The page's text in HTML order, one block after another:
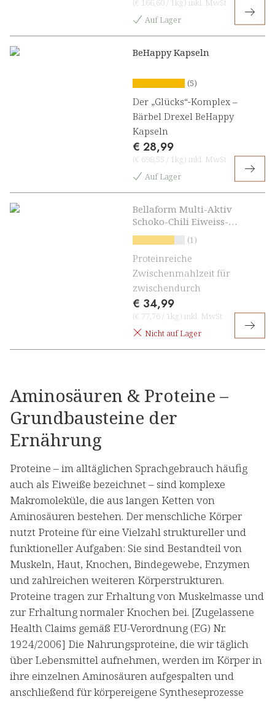
(€ 166,60 / 1kg) inkl. MwSt
Auf Lager
BeHappy Kapseln
(5)
Der „Glücks“-Komplex –
Bärbel Drexel BeHappy
Kapseln
€ 28,99
(€ 698,55 / 1kg) inkl. MwSt
Auf Lager
Bellaform Multi-Aktiv
Schoko-Chili Eiweiss-
Shake
(1)
Proteinreiche
Zwischenmahlzeit für
zwischendurch
€ 34,99
(€ 77,76 / 1kg) inkl. MwSt
Nicht auf Lager
Aminosäuren & Proteine –
Grundbausteine der
Ernährung
Proteine – im alltäglichen Sprachgebrauch häufig
auch als Eiweiße bezeichnet – sind komplexe
Makromoleküle, die aus langen Ketten von
Aminosäuren bestehen. Der menschliche Körper
nutzt Proteine für eine Vielzahl struktureller und
funktioneller Aufgaben: Sie sind Bestandteil von
Muskeln, Haut, Knochen, Bindegewebe, Enzymen
und zahlreichen weiteren Körperstrukturen.
Proteine tragen zur Erhaltung von Muskelmasse und
zur Erhaltung normaler Knochen bei. [Zugelassene
Health Claims gemäß EU-Verordnung (EG) Nr.
1924/2006] Die Nahrungsproteine, die wir täglich
über Lebensmittel aufnehmen, werden im Körper in
ihre einzelnen Aminosäuren aufgespalten und
anschließend für körpereigene Syntheseprozesse